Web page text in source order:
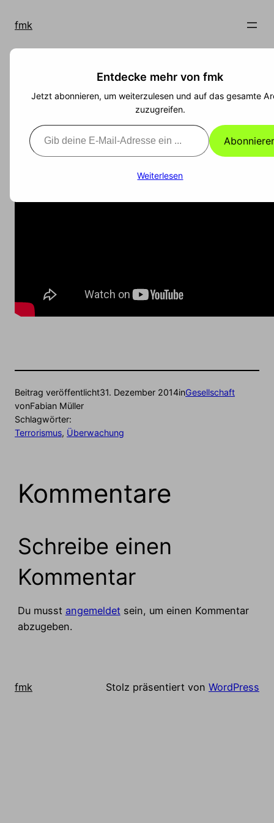
Inhalt
fmk
Du bist Terrorist! ?
Mehr dazu unter: http://www.dubistterrorist.de
Beitrag veröffentlicht31. Dezember 2014inGesellschaft
vonFabian Müller
Schlagwörter:
Terrorismus, Überwachung
Kommentare
Schreibe einen
Kommentar
Du musst angemeldet sein, um einen Kommentar
abzugeben.
fmk Stolz präsentiert von WordPress
Entdecke mehr von fmk
Jetzt abonnieren, um weiterzulesen und auf das gesamte
zuzugreifen.
Gib deine E-Mail-Adresse ein ...
Weiterlesen